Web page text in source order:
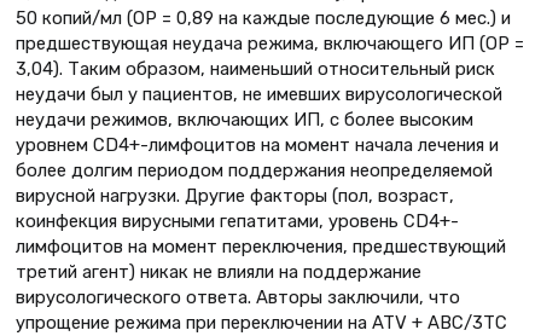
50 копий/мл (ОР = 0,89 на каждые последующие 6 мес.) и
предшествующая неудача режима, включающего ИП (ОР =
3,04). Таким образом, наименьший относительный риск
неудачи был у пациентов, не имевших вирусологической
неудачи режимов, включающих ИП, с более высоким
уровнем CD4+-лимфоцитов на момент начала лечения и
более долгим периодом поддержания неопределяемой
вирусной нагрузки. Другие факторы (пол, возраст,
коинфекция вирусными гепатитами, уровень CD4+-
лимфоцитов на момент переключения, предшествующий
третий агент) никак не влияли на поддержание
вирусологического ответа. Авторы заключили, что
упрощение режима при переключении на ATV + ABC/3TC